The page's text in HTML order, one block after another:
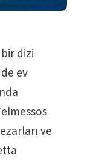
dizi
ev
ve